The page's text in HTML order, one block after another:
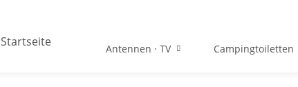
Antennen · TV Campingtoiletten